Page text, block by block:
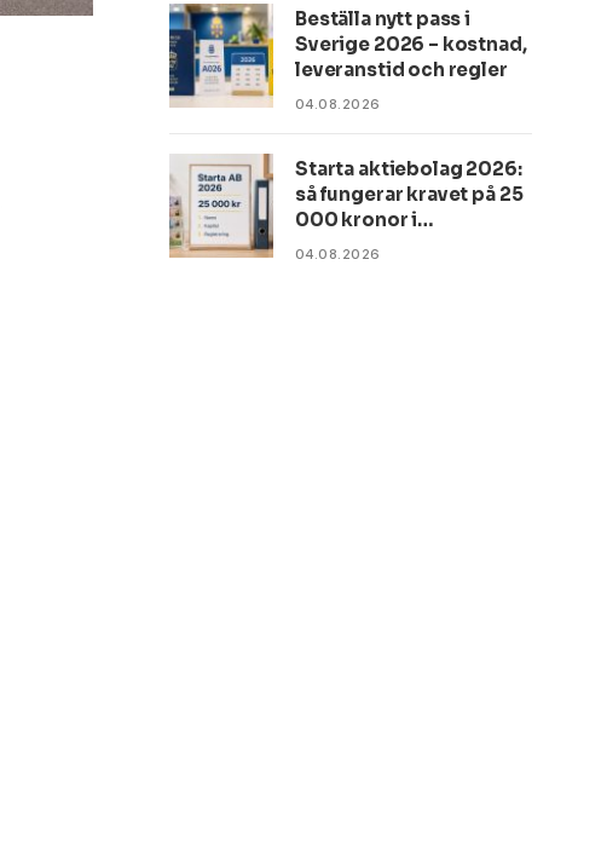
Beställa nytt pass i
Sverige 2026 – kostnad,
leveranstid och regler
04.08.2026
Starta aktiebolag 2026:
så fungerar kravet på 25
000 kronor i
aktiekapital
04.08.2026